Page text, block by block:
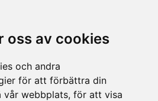
oss av cookies
och andra
för att förbättra din
vår webbplats, för att visa